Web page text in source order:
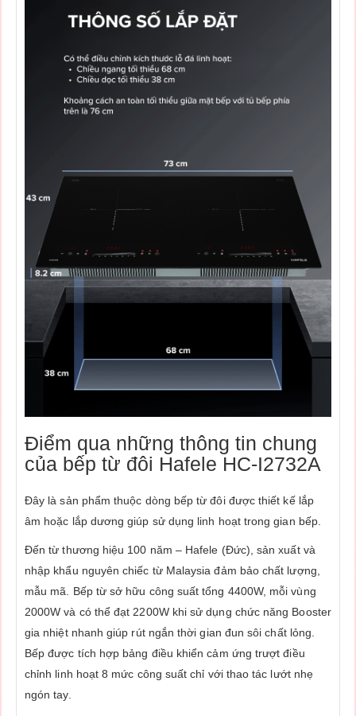
Điểm qua những thông tin chung
của bếp từ đôi Hafele HC-I2732A
Đây là sản phẩm thuộc dòng bếp từ đôi được thiết kế lắp
âm hoặc lắp dương giúp sử dụng linh hoạt trong gian bếp.
Đến từ thương hiệu 100 năm – Hafele (Đức), sản xuất và
nhập khẩu nguyên chiếc từ Malaysia đảm bảo chất lượng,
mẫu mã. Bếp từ sở hữu công suất tổng 4400W, mỗi vùng
2000W và có thể đạt 2200W khi sử dụng chức năng Booster
gia nhiệt nhanh giúp rút ngắn thời gian đun sôi chất lỏng.
Bếp được tích hợp bảng điều khiển cảm ứng trượt điều
chỉnh linh hoạt 8 mức công suất chỉ với thao tác lướt nhẹ
ngón tay.